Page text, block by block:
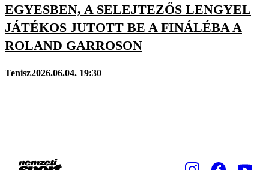
EGYESBEN, A SELEJTEZŐS LENGYEL
JÁTÉKOS JUTOTT BE A FINÁLÉBA A
ROLAND GARROSON
Tenisz2026.06.04. 19:30